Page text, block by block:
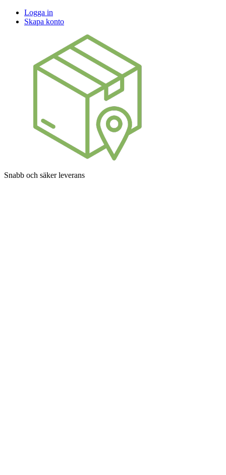
Logga in
Skapa konto
Snabb och säker leverans